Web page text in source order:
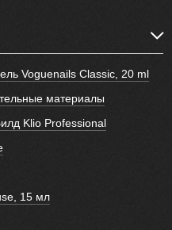
Voguenails Classic, 20 ml
материалы
Klio Professional
15 мл